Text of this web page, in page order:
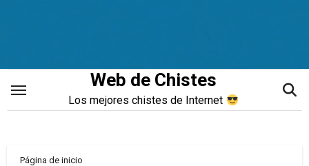
Web de Chistes
Los mejores chistes de Internet
Página de inicio